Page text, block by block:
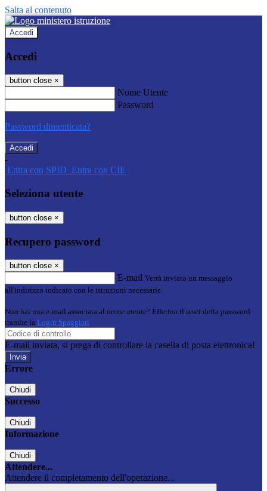
Salta al contenuto
Accedi
Accedi
button close ×
Nome Utente
Password
Password dimenticata?
-
Entra con SPID Entra con CIE
Seleziona utente
button close ×
Recupero password
button close ×
E-mail Verrà inviato un messaggio
all'indirizzo indicato con le istruzioni necessarie.
Non hai una e-mail associata al nome utente? Effettua il reset della password
tramite la Login Spaggiari
E-mail inviata, si prega di controllare la casella di posta elettronica!
Errore
Chiudi
Successo
Chiudi
Informazione
Chiudi
Attendere...
Attendere il completamento dell'operazione...